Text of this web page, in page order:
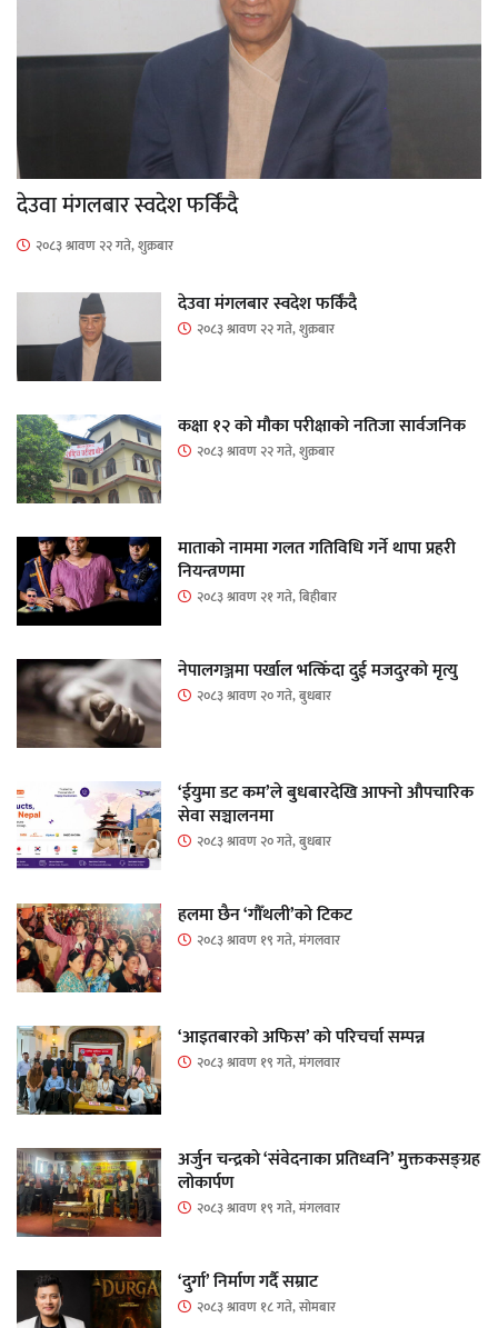
देउवा मंगलबार स्वदेश फर्किंदै
२०८३ श्रावण २२ गते, शुक्रबार
देउवा मंगलबार स्वदेश फर्किंदै
२०८३ श्रावण २२ गते, शुक्रबार
कक्षा १२ को मौका परीक्षाको नतिजा सार्वजनिक
२०८३ श्रावण २२ गते, शुक्रबार
माताकाे नाममा गलत गतिविधि गर्ने थापा प्रहरी
नियन्त्रणमा
२०८३ श्रावण २१ गते, बिहीबार
नेपालगञ्जमा पर्खाल भत्किँदा दुई मजदुरको मृत्यु
२०८३ श्रावण २० गते, बुधबार
‘ईयुमा डट कम’ले बुधबारदेखि आफ्नो औपचारिक
सेवा सञ्चालनमा
२०८३ श्रावण २० गते, बुधबार
हलमा छैन ‘गौँथली’को टिकट
२०८३ श्रावण १९ गते, मंगलवार
‘आइतबारको अफिस’ को परिचर्चा सम्पन्न
२०८३ श्रावण १९ गते, मंगलवार
अर्जुन चन्द्रको ‘संवेदनाका प्रतिध्वनि’ मुक्तकसङ्ग्रह
लोकार्पण
२०८३ श्रावण १९ गते, मंगलवार
‘दुर्गा’ निर्माण गर्दै सम्राट
२०८३ श्रावण १८ गते, सोमबार